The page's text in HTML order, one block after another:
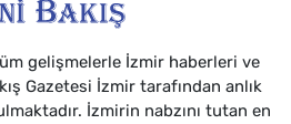
gelişmelerle İzmir haberleri ve
Gazetesi İzmir tarafından anlık
İzmirin nabzını tutan en